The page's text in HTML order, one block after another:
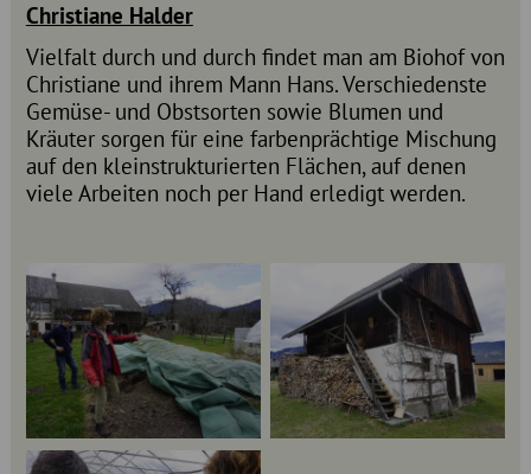
Christiane Halder
Vielfalt durch und durch findet man am Biohof von
Christiane und ihrem Mann Hans. Verschiedenste
Gemüse- und Obstsorten sowie Blumen und
Kräuter sorgen für eine farbenprächtige Mischung
auf den kleinstrukturierten Flächen, auf denen
viele Arbeiten noch per Hand erledigt werden.